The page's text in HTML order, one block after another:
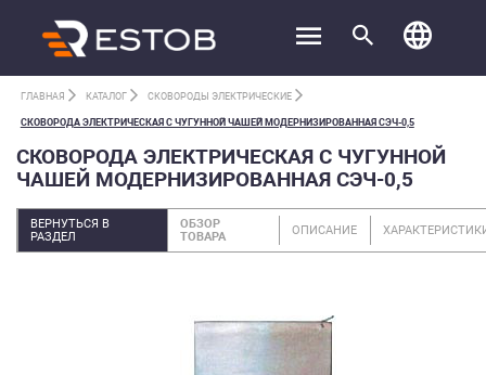
ГЛАВНАЯ КАТАЛОГ СКОВОРОДЫ ЭЛЕКТРИЧЕСКИЕ
СКОВОРОДА ЭЛЕКТРИЧЕСКАЯ С ЧУГУННОЙ ЧАШЕЙ МОДЕРНИЗИРОВАННАЯ СЭЧ-0,5
СКОВОРОДА ЭЛЕКТРИЧЕСКАЯ С ЧУГУННОЙ
ЧАШЕЙ МОДЕРНИЗИРОВАННАЯ СЭЧ-0,5
ВЕРНУТЬСЯ В
РАЗДЕЛ
ОБЗОР
ТОВАРА
ОПИСАНИЕ